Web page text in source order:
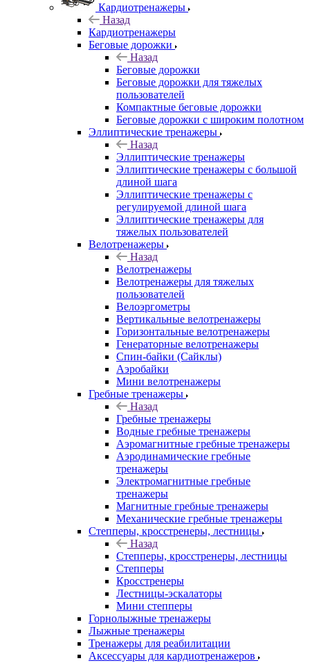
Кардиотренажеры
Назад
Кардиотренажеры
Беговые дорожки
Назад
Беговые дорожки
Беговые дорожки для тяжелых
пользователей
Компактные беговые дорожки
Беговые дорожки с широким полотном
Эллиптические тренажеры
Назад
Эллиптические тренажеры
Эллиптические тренажеры с большой
длиной шага
Эллиптические тренажеры с
регулируемой длиной шага
Эллиптические тренажеры для
тяжелых пользователей
Велотренажеры
Назад
Велотренажеры
Велотренажеры для тяжелых
пользователей
Велоэргометры
Вертикальные велотренажеры
Горизонтальные велотренажеры
Генераторные велотренажеры
Спин-байки (Сайклы)
Аэробайки
Мини велотренажеры
Гребные тренажеры
Назад
Гребные тренажеры
Водные гребные тренажеры
Аэромагнитные гребные тренажеры
Аэродинамические гребные
тренажеры
Электромагнитные гребные
тренажеры
Магнитные гребные тренажеры
Механические гребные тренажеры
Степперы, кросстренеры, лестницы
Назад
Степперы, кросстренеры, лестницы
Степперы
Кросстренеры
Лестницы-эскалаторы
Мини степперы
Горнолыжные тренажеры
Лыжные тренажеры
Тренажеры для реабилитации
Аксессуары для кардиотренажеров